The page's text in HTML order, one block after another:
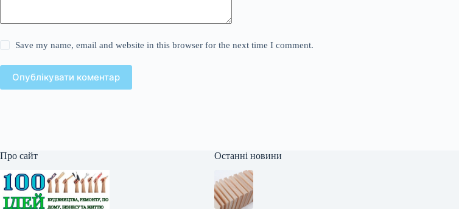
Save my name, email and website in this browser for the next time I comment.
Опублікувати коментар
Про сайт Останні новини